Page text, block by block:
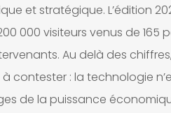
et stratégique. L’édition
000 visiteurs venus de 165
Au delà des
contester : la technologie
de la puissance